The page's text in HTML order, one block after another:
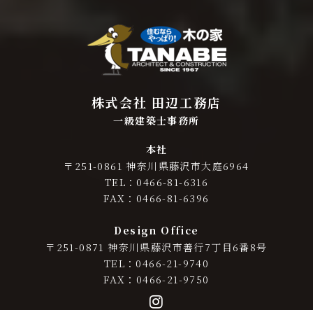
株式会社 田辺工務店
一級建築士事務所
本社
〒251-0861 神奈川県藤沢市大庭6964
TEL：0466-81-6316
FAX：0466-81-6396
Design Office
〒251-0871 神奈川県藤沢市善行7丁目6番8号
TEL：0466-21-9740
FAX：0466-21-9750